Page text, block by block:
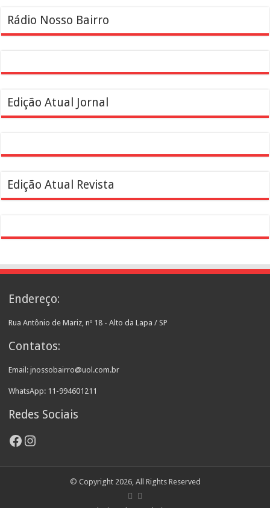
Rádio Nosso Bairro
Edição Atual Jornal
Edição Atual Revista
Endereço:
Rua Antônio de Mariz, nº 18 - Alto da Lapa / SP
Contatos:
Email: jnossobairro@uol.com.br
WhatsApp: 11-994601211
Redes Sociais
Facebook
Instagram
© Copyright 2026, All Rights Reserved